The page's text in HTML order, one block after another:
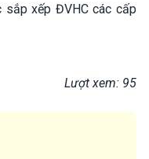
sắp xếp ĐVHC các cấp
Lượt xem: 95